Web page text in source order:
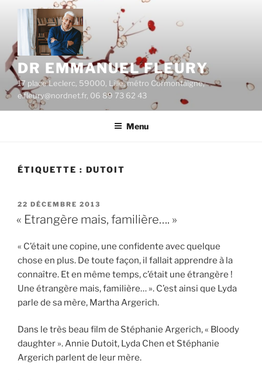
Aller
contenu
principal
DR EMMANUEL FLEURY
17 place Leclerc, 59000, Lille, métro Cormontaigne,
e.fleury@nordnet.fr, 06 89 73 62 43
Menu
ÉTIQUETTE : DUTOIT
PUBLIÉ
LE
22 DÉCEMBRE 2013
« Etrangère mais, familière…. »
« C’était une copine, une confidente avec quelque
chose en plus. De toute façon, il fallait apprendre à la
connaître. Et en même temps, c’était une étrangère !
Une étrangère mais, familière… ». C’est ainsi que Lyda
parle de sa mère, Martha Argerich.
Dans le très beau film de Stéphanie Argerich, « Bloody
daughter ». Annie Dutoit, Lyda Chen et Stéphanie
Argerich parlent de leur mère.